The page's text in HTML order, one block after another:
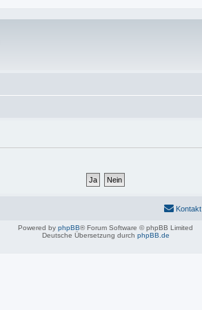
Kontakt
Powered by phpBB® Forum Software © phpBB Limited
Deutsche Übersetzung durch phpBB.de